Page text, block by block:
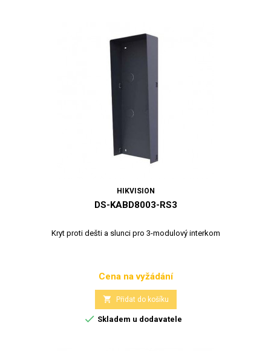
HIKVISION
DS-KABD8003-RS3
Kryt proti dešti a slunci pro 3-modulový interkom
Cena
Cena na vyžádání
 Přidat do košíku
 Skladem u dodavatele